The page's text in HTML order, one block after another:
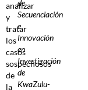
de
Secuenciación
e
Innovación
en
Investigación
de
KwaZulu-